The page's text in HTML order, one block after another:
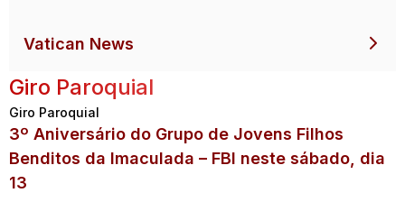
Vatican News
Giro Paroquial
Giro Paroquial
3º Aniversário do Grupo de Jovens Filhos
Benditos da Imaculada – FBI neste sábado, dia
13